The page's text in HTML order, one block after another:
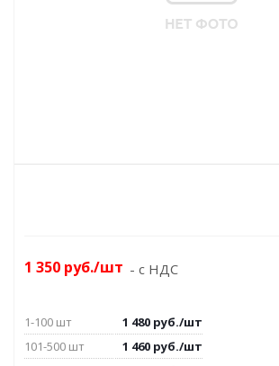
1 350 руб./шт - с НДС
1-100 шт 1 480 руб./шт
101-500 шт
1 460 руб./шт